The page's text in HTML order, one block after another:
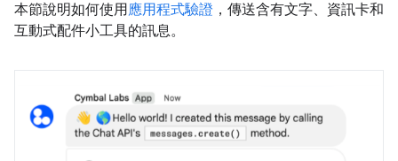
本節說明如何使用 應用程式驗證 ，傳送含有文字、資訊卡和
互動式配件小工具的訊息。